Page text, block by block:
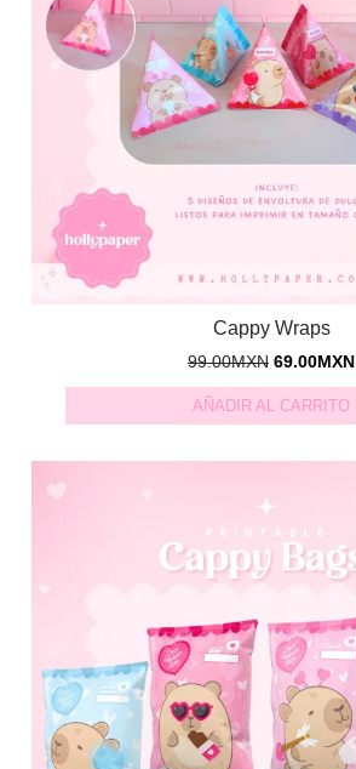
Cappy Wraps
99.00MXN 69.00MXN
AÑADIR AL CARRITO